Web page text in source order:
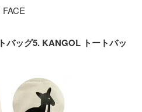
バッグ5. KANGOL トートバッ